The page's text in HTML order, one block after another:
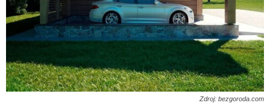
Zdroj: bezgoroda.com